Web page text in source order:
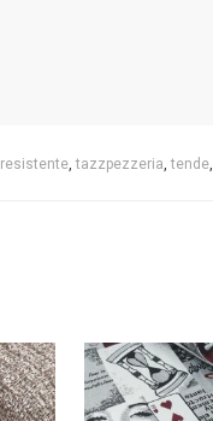
resistente,tazzpezzeria,tende,